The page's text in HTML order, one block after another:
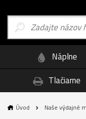
Náplne
Tlačiarne
Úvod Naše výdajné